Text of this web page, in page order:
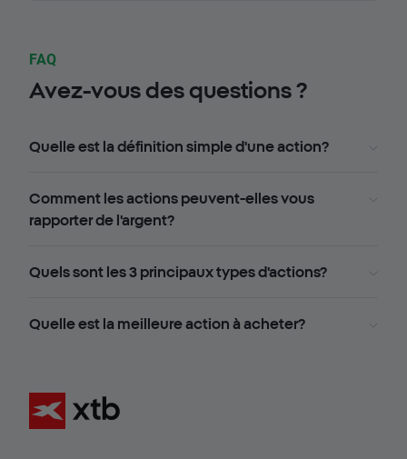
FAQ
Avez-vous des questions ?
Quelle est la définition simple d'une action?
Comment les actions peuvent-elles vous
rapporter de l'argent?
Quels sont les 3 principaux types d'actions?
Quelle est la meilleure action à acheter?